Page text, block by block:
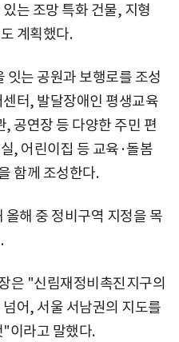
는 조망 특화 건물, 지형
계획했다.
잇는 공원과 보행로를 조성
터, 발달장애인 평생교육
공연장 등 다양한 주민 편
, 어린이집 등 교육·돌봄
함께 조성한다.
해 중 정비구역 지정을 목
은 "신림재정비촉진지구의
어, 서울 서남권의 지도를
이라고 말했다.